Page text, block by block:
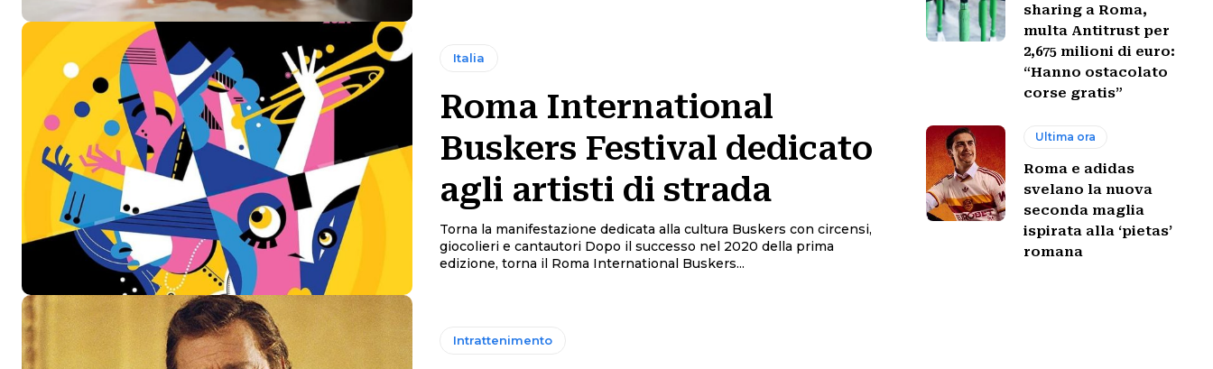
Italia
Roma International
Buskers Festival dedicato
agli artisti di strada
Torna la manifestazione dedicata alla cultura Buskers con circensi,
giocolieri e cantautori Dopo il successo nel 2020 della prima
edizione, torna il Roma International Buskers...
Intrattenimento
sharing a Roma,
multa Antitrust per
2,675 milioni di euro:
“Hanno ostacolato
corse gratis”
Ultima ora
Roma e adidas
svelano la nuova
seconda maglia
ispirata alla ‘pietas’
romana